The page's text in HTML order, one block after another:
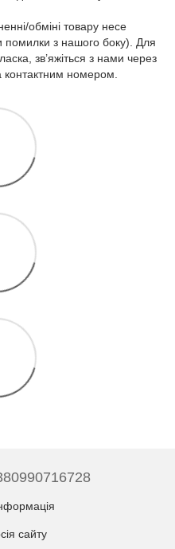
обміні товару несе
помилки з нашого боку). Для
зв’яжіться з нами через
контактним номером.
сайту